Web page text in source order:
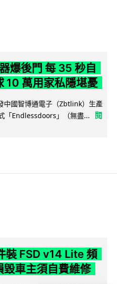
爆後門 每 35 秒自
10 萬用家私隱堪憂
中國智博通電子（Zbtlink）生產
「Endlessdoors」（無盡...
閱
裝 FSD v14 Lite 頻
車主須自費維修